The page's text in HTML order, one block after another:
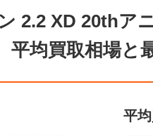
2.2 XD 20thア
平均買取相場と
平